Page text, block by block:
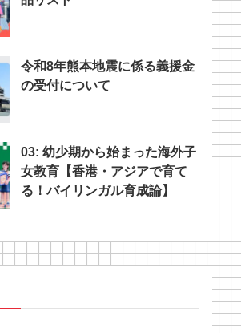
令和8年熊本地震に係る義援金
の受付について
03: 幼少期から始まった海外子
女教育【香港・アジアで育て
る！バイリンガル育成論】